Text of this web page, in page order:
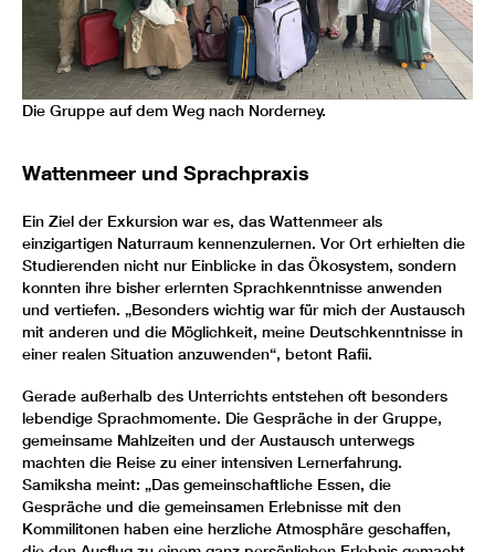
Die Gruppe auf dem Weg nach Norderney.
Wattenmeer und Sprachpraxis
Ein Ziel der Exkursion war es, das Wattenmeer als
einzigartigen Naturraum kennenzulernen. Vor Ort erhielten die
Studierenden nicht nur Einblicke in das Ökosystem, sondern
konnten ihre bisher erlernten Sprachkenntnisse anwenden
und vertiefen. „Besonders wichtig war für mich der Austausch
mit anderen und die Möglichkeit, meine Deutschkenntnisse in
einer realen Situation anzuwenden“, betont Rafii.
Gerade außerhalb des Unterrichts entstehen oft besonders
lebendige Sprachmomente. Die Gespräche in der Gruppe,
gemeinsame Mahlzeiten und der Austausch unterwegs
machten die Reise zu einer intensiven Lernerfahrung.
Samiksha meint: „Das gemeinschaftliche Essen, die
Gespräche und die gemeinsamen Erlebnisse mit den
Kommilitonen haben eine herzliche Atmosphäre geschaffen,